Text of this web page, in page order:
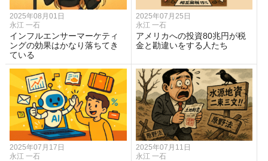
2025年08月01日
永江 一石
インフルエンサーマーケティ
ングの効果はかなり落ちてき
ている
2025年07月25日
永江 一石
アメリカへの投資80兆円が税
金と勘違いをする人たち
2025年07月17日
永江 一石
2025年07月11日
永江 一石